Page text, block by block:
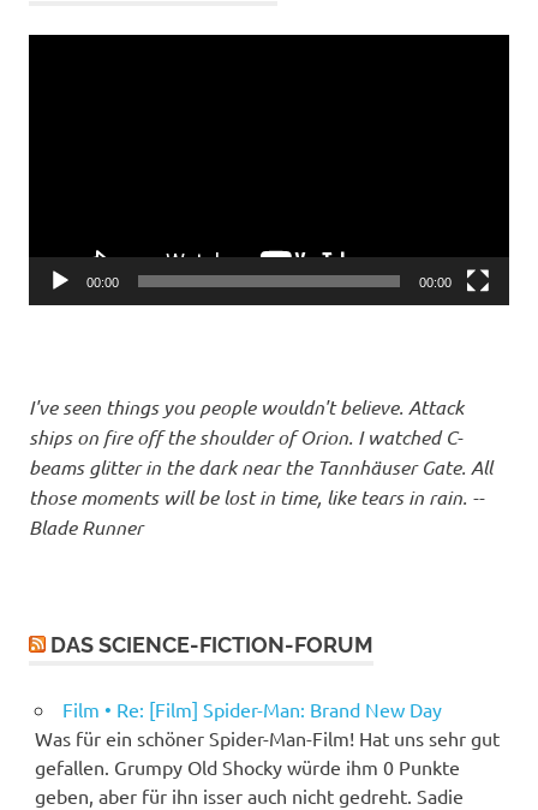
00:00 00:00
I've seen things you people wouldn't believe. Attack
ships on fire off the shoulder of Orion. I watched C-
beams glitter in the dark near the Tannhäuser Gate. All
those moments will be lost in time, like tears in rain. --
Blade Runner
DAS SCIENCE-FICTION-FORUM
Film • Re: [Film] Spider-Man: Brand New Day
Was für ein schöner Spider-Man-Film! Hat uns sehr gut
gefallen. Grumpy Old Shocky würde ihm 0 Punkte
geben, aber für ihn isser auch nicht gedreht. Sadie